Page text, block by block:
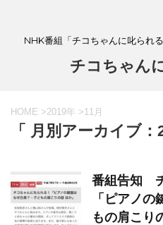
NHK番組「チコちゃんに叱られ
チコちゃん
HOME >2019年 >11月
「 月別アーカイブ
番組告知
「ピアノ
もの肩こり